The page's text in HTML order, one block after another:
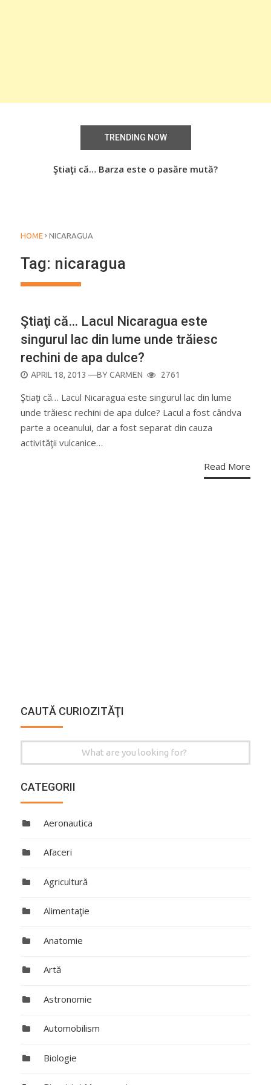
TRENDING NOW
Ştiaţi că… Barza este o pasăre mută?
HOME › NICARAGUA
Tag: nicaragua
Ştiaţi că… Lacul Nicaragua este
singurul lac din lume unde trăiesc
rechini de apa dulce?
POSTED
APRIL 18, 2013 —BYCARMEN 2761
Ştiaţi că… Lacul Nicaragua este singurul lac din lume
unde trăiesc rechini de apa dulce? Lacul a fost cândva
parte a oceanului, dar a fost separat din cauza
activităţii vulcanice…
Read More
CAUTĂ CURIOZITĂŢI
for:
CATEGORII
Aeronautica
Afaceri
Agricultură
Alimentaţie
Anatomie
Artă
Astronomie
Automobilism
Biologie